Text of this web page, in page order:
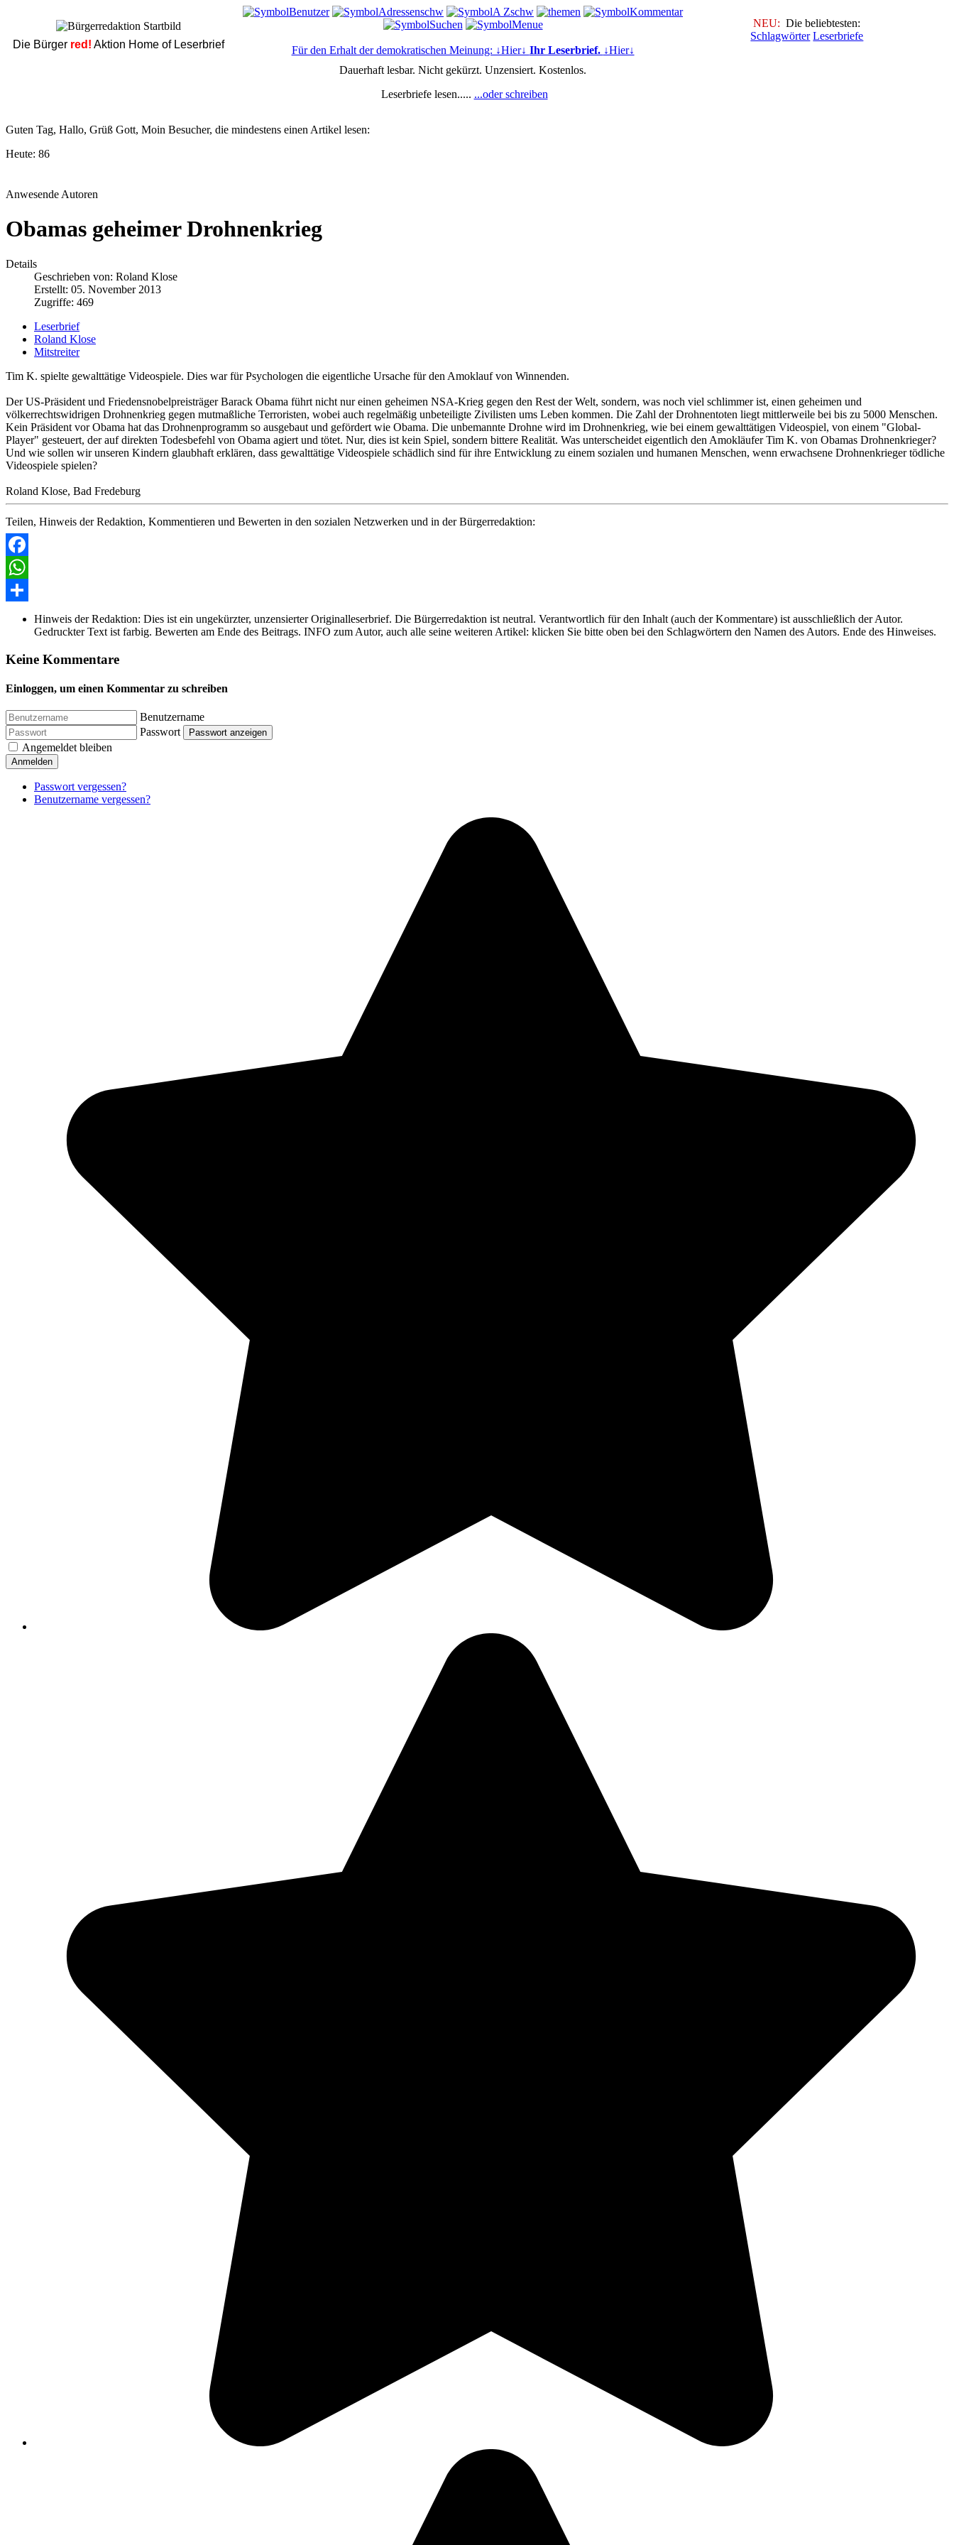
Die Bürger red! Aktion Home of Leserbrief Für den Erhalt der demokratischen Meinung: ↓Hier↓ Ihr Leserbrief. ↓Hier↓
Dauerhaft lesbar. Nicht gekürzt. Unzensiert. Kostenlos.
Leserbriefe lesen..... ...oder schreiben
NEU: Die beliebtesten:
Schlagwörter Leserbriefe
Guten Tag, Hallo, Grüß Gott, Moin Besucher, die mindestens einen Artikel lesen:
Heute: 86
Anwesende Autoren
Obamas geheimer Drohnenkrieg
Details
Geschrieben von: Roland Klose
Erstellt: 05. November 2013
Zugriffe: 469
Leserbrief
Roland Klose
Mitstreiter
Tim K. spielte gewalttätige Videospiele. Dies war für Psychologen die eigentliche Ursache für den Amoklauf von Winnenden.
Der US-Präsident und Friedensnobelpreisträger Barack Obama führt nicht nur einen geheimen NSA-Krieg gegen den Rest der Welt, sondern, was noch viel schlimmer ist, einen geheimen und
völkerrechtswidrigen Drohnenkrieg gegen mutmaßliche Terroristen, wobei auch regelmäßig unbeteiligte Zivilisten ums Leben kommen. Die Zahl der Drohnentoten liegt mittlerweile bei bis zu 5000 Menschen.
Kein Präsident vor Obama hat das Drohnenprogramm so ausgebaut und gefördert wie Obama. Die unbemannte Drohne wird im Drohnenkrieg, wie bei einem gewalttätigen Videospiel, von einem "Global-
Player" gesteuert, der auf direkten Todesbefehl von Obama agiert und tötet. Nur, dies ist kein Spiel, sondern bittere Realität. Was unterscheidet eigentlich den Amokläufer Tim K. von Obamas Drohnenkrieger?
Und wie sollen wir unseren Kindern glaubhaft erklären, dass gewalttätige Videospiele schädlich sind für ihre Entwicklung zu einem sozialen und humanen Menschen, wenn erwachsene Drohnenkrieger tödliche
Videospiele spielen?
Roland Klose, Bad Fredeburg
Teilen, Hinweis der Redaktion, Kommentieren und Bewerten in den sozialen Netzwerken und in der Bürgerredaktion:
Facebook
WhatsApp
Hinweis der Redaktion: Dies ist ein ungekürzter, unzensierter Originalleserbrief. Die Bürgerredaktion ist neutral. Verantwortlich für den Inhalt (auch der Kommentare) ist ausschließlich der Autor.
Gedruckter Text ist farbig. Bewerten am Ende des Beitrags. INFO zum Autor, auch alle seine weiteren Artikel: klicken Sie bitte oben bei den Schlagwörtern den Namen des Autors. Ende des Hinweises.
Keine Kommentare
Einloggen, um einen Kommentar zu schreiben
Benutzername
Passwort
Passwort anzeigen
Angemeldet bleiben
Anmelden
Passwort vergessen?
Benutzername vergessen?